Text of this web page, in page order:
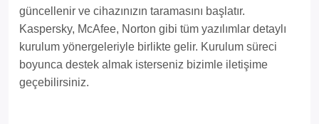
güncellenir ve cihazınızın taramasını başlatır.
Kaspersky, McAfee, Norton gibi tüm yazılımlar detaylı
kurulum yönergeleriyle birlikte gelir. Kurulum süreci
boyunca destek almak isterseniz bizimle iletişime
geçebilirsiniz.